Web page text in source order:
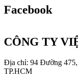
Facebook
CÔNG TY
Địa chỉ: 94 Đường
TP.HCM